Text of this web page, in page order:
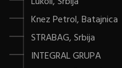
Knez Petrol, Batajnica
STRABAG, Srbija
INTEGRAL GRUPA